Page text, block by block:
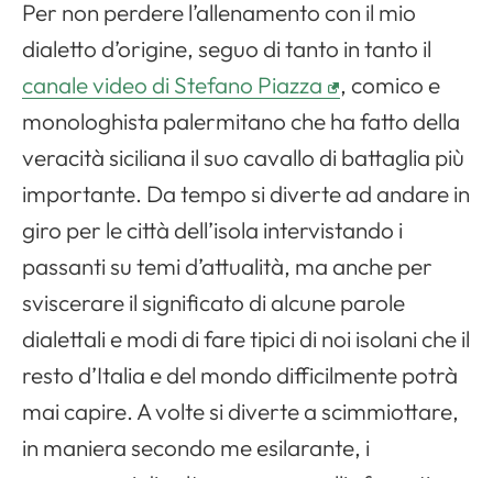
Per non perdere l’allenamento con il mio
dialetto d’origine, seguo di tanto in tanto il
canale video di Stefano Piazza
, comico e
monologhista palermitano che ha fatto della
veracità siciliana il suo cavallo di battaglia più
importante. Da tempo si diverte ad andare in
giro per le città dell’isola intervistando i
passanti su temi d’attualità, ma anche per
sviscerare il significato di alcune parole
dialettali e modi di fare tipici di noi isolani che il
resto d’Italia e del mondo difficilmente potrà
mai capire. A volte si diverte a scimmiottare,
in maniera secondo me esilarante, i